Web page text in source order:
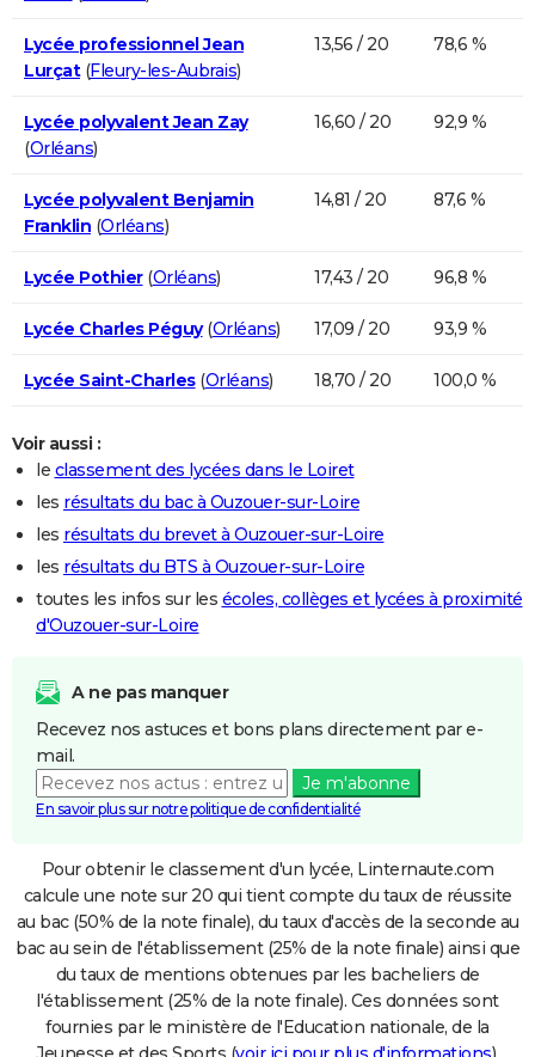
Lycée professionnel Jean
Lurçat(Fleury-les-Aubrais)
13,56 / 20 78,6 %
Lycée polyvalent Jean Zay
(Orléans)
16,60 / 20 92,9 %
Lycée polyvalent Benjamin
Franklin (Orléans)
14,81 / 20 87,6 %
Lycée Pothier(Orléans) 17,43 / 20 96,8 %
Lycée Charles Péguy(Orléans) 17,09 / 20 93,9 %
Lycée Saint-Charles(Orléans) 18,70 / 20 100,0 %
Voir aussi :
le classement des lycées dans le Loiret
les résultats du bac à Ouzouer-sur-Loire
les résultats du brevet à Ouzouer-sur-Loire
les résultats du BTS à Ouzouer-sur-Loire
toutes les infos sur les écoles, collèges et lycées à proximité
d'Ouzouer-sur-Loire
A ne pas manquer
Recevez nos astuces et bons plans directement par e-
mail.
Je m'abonne
En savoir plus sur notre politique de confidentialité
Pour obtenir le classement d'un lycée, Linternaute.com
calcule une note sur 20 qui tient compte du taux de réussite
au bac (50% de la note finale), du taux d'accès de la seconde au
bac au sein de l'établissement (25% de la note finale) ainsi que
du taux de mentions obtenues par les bacheliers de
l'établissement (25% de la note finale). Ces données sont
fournies par le ministère de l'Education nationale, de la